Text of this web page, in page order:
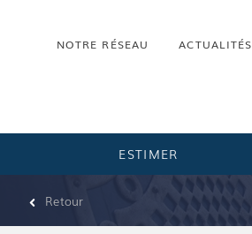
NOTRE RÉSEAU ACTUALITÉS
ESTIMER
Retour